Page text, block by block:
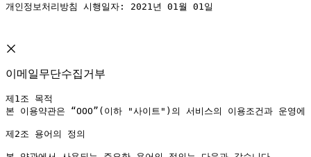
개인정보처리방침 시행일자: 2021년 01월 01일
이메일무단수집거부
제1조 목적
본 이용약관은 “OOO”(이하 "사이트")의 서비스의 이용조건과 운영
제2조 용어의 정의